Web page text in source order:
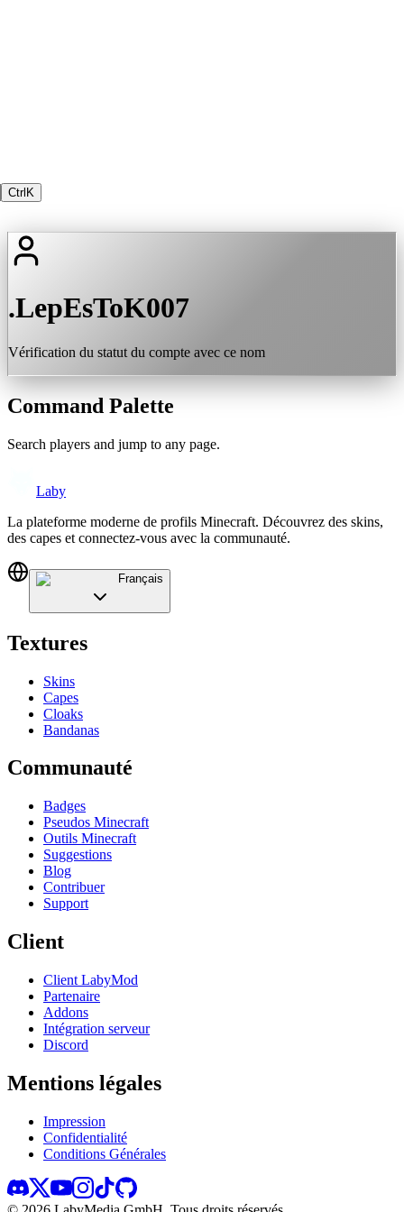
Ctrl K
.LepEsToK007
Vérification du statut du compte avec ce nom
Command Palette
Search players and jump to any page.
Laby
La plateforme moderne de profils Minecraft. Découvrez des skins,
des capes et connectez-vous avec la communauté.
Français
Textures
Skins
Capes
Cloaks
Bandanas
Communauté
Badges
Pseudos Minecraft
Outils Minecraft
Suggestions
Blog
Contribuer
Support
Client
Client LabyMod
Partenaire
Addons
Intégration serveur
Discord
Mentions légales
Impression
Confidentialité
Conditions Générales